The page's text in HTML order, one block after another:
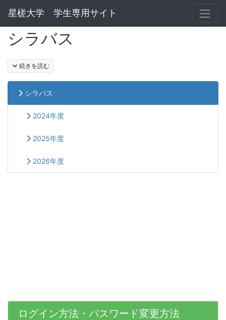
星槎大学 学生専用サイト
ログイン方法・パスワード変更方法
シラバス
続きを読む
シラバス
2024年度
2025年度
2026年度